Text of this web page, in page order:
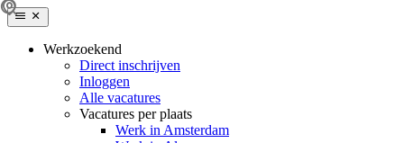
Werkzoekend
Direct inschrijven
Inloggen
Alle vacatures
Vacatures per plaats
Werk in Amsterdam